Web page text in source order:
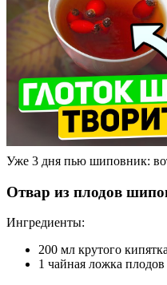
Уже 3 дня пью шиповник:
Отвар из плодов
Ингредиенты:
200 мл крутого
1 чайная ложка плодов